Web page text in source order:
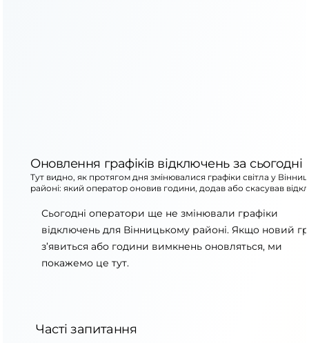
Оновлення графіків відключень за сьогодні
Тут видно, як протягом дня змінювалися графіки світла у
районі: який оператор оновив години, додав або скасував
Сьогодні оператори ще не змінювали графіки
відключень для Вінницькому районі. Якщо новий
з’явиться або години вимкнень оновляться, ми
покажемо це тут.
Часті запитання